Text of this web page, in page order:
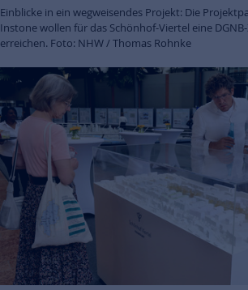
Einblicke in ein wegweisendes Projekt: Die
Instone wollen für das Schönhof-Viertel eine
erreichen. Foto: NHW / Thomas Rohnke